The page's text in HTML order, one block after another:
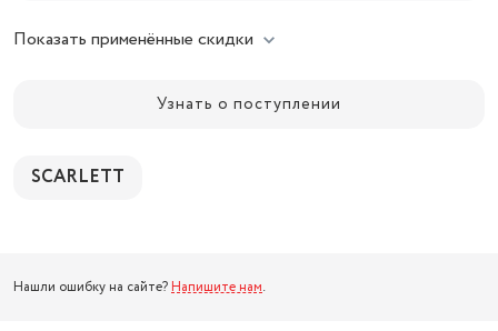
Показать применённые скидки
Узнать о поступлении
SCARLETT
Нашли ошибку на сайте? Напишите нам.